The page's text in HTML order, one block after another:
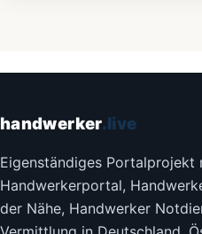
handwerker.live
Eigenständiges Portalprojekt
Handwerkerportal,
der Nähe, Handwerker